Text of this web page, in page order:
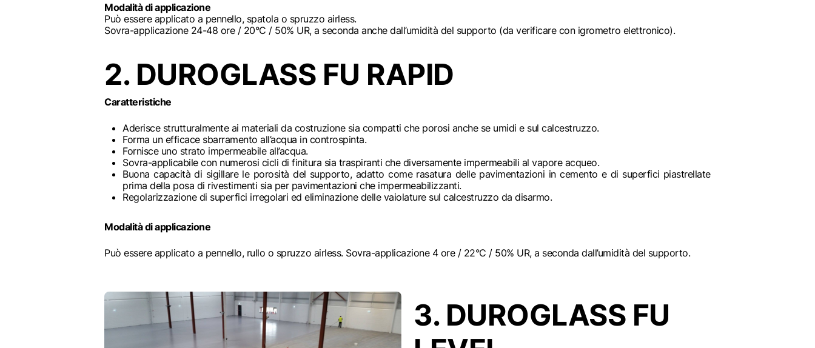
Modalità di applicazione
Può essere applicato a pennello, spatola o spruzzo airless.
Sovra-applicazione 24-48 ore / 20°C / 50% UR, a seconda anche dall’umidità del supporto (da verificare con igrometro elettronico).
2. DUROGLASS FU RAPID
Caratteristiche
Aderisce strutturalmente ai materiali da costruzione sia compatti che porosi anche se umidi e sul calcestruzzo.
Forma un efficace sbarramento all’acqua in controspinta.
Fornisce uno strato impermeabile all’acqua.
Sovra-applicabile con numerosi cicli di finitura sia traspiranti che diversamente impermeabili al vapore acqueo.
Buona capacità di sigillare le porosità del supporto, adatto come rasatura delle pavimentazioni in cemento e di superfici piastrellate
prima della posa di rivestimenti sia per pavimentazioni che impermeabilizzanti.
Regolarizzazione di superfici irregolari ed eliminazione delle vaiolature sul calcestruzzo da disarmo.
Modalità di applicazione
Può essere applicato a pennello, rullo o spruzzo airless. Sovra-applicazione 4 ore / 22°C / 50% UR, a seconda dall’umidità del supporto.
3. DUROGLASS FU